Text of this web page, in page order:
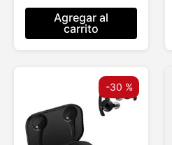
Agregar al
carrito
-30 %